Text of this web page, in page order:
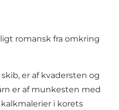
romansk fra omkring
er af kvadersten og
er af munkesten med
i korets